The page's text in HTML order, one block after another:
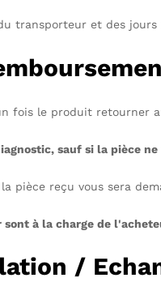
transporteur et des jours
fois le produit retourner
sauf si la pièce
pièce reçu vous sera
à la charge de
/